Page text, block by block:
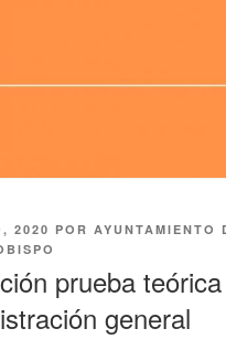
2020 POR AYUNTAMIENTO
prueba
general